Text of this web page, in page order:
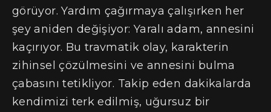
görüyor. Yardım çağırmaya çalışırken her
şey aniden değişiyor: Yaralı adam, annesini
kaçırıyor. Bu travmatik olay, karakterin
zihinsel çözülmesini ve annesini bulma
çabasını tetikliyor. Takip eden dakikalarda
kendimizi terk edilmiş, uğursuz bir